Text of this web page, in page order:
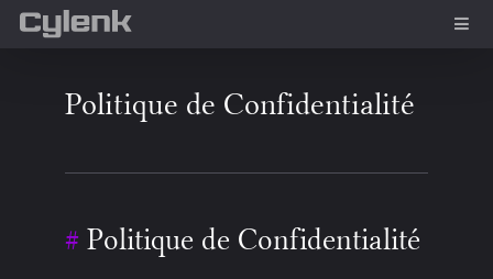
Politique de Confidentialité
Politique de Confidentialité